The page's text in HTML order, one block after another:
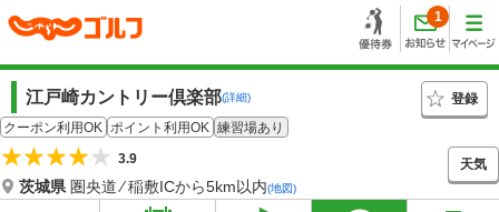
1
江戸崎カントリー倶楽部(詳細)
登録
クーポン利用OK ポイント利用OK 練習場あり
3.9
茨城県 圏央道 ⁄ 稲敷ICから5km以内(地図)
天気